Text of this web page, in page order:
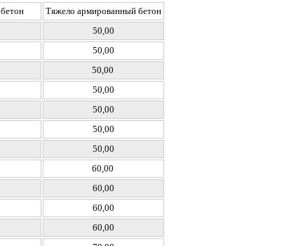
Тяжело армированный бетон
50,00
50,00
50,00
50,00
50,00
50,00
50,00
60,00
60,00
60,00
60,00